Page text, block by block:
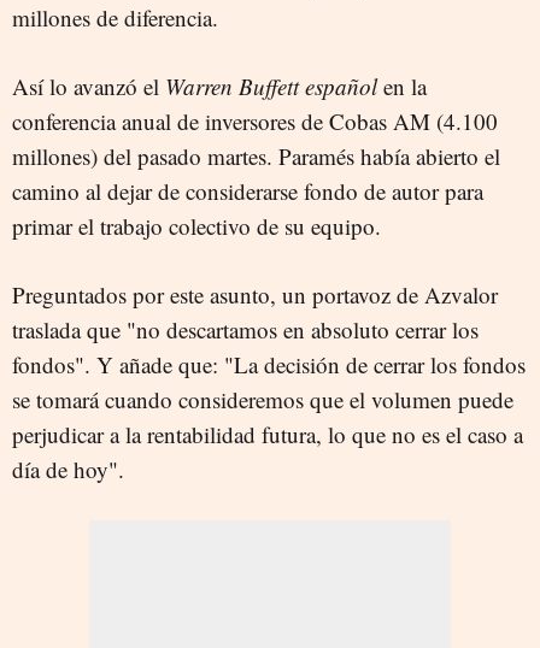
millones de diferencia.
Así lo avanzó el Warren Buffett españolen la
conferencia anual de inversores de Cobas AM (4.100
millones) del pasado martes. Paramés había abierto el
camino al dejar de considerarse fondo de autor para
primar el trabajo colectivo de su equipo.
Preguntados por este asunto, un portavoz de Azvalor
traslada que "no descartamos en absoluto cerrar los
fondos". Y añade que: "La decisión de cerrar los fondos
se tomará cuando consideremos que el volumen puede
perjudicar a la rentabilidad futura, lo que no es el caso a
día de hoy".